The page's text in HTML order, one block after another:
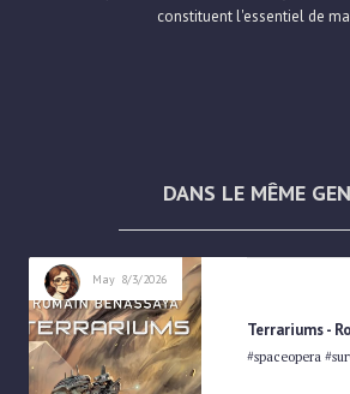
constituent l'essentiel de ma
DANS LE MÊME
Terrariums -
#spaceopera
May 8/3/2026